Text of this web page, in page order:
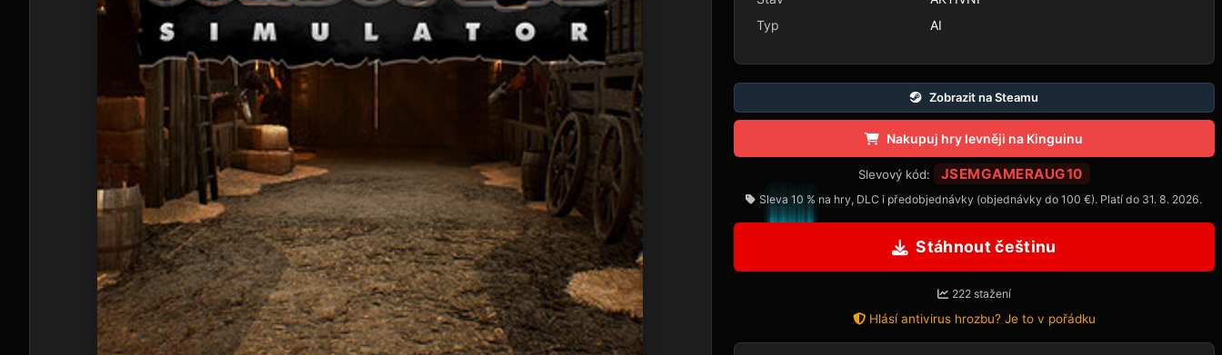
Typ
AI
Zobrazit na Steamu
Nakupuj hry levněji na Kinguinu
Slevový kód: JSEMGAMERAUG10
Sleva 10 % na hry, DLC i předobjednávky (objednávky do 100 €). Platí do 31. 8. 2026.
Stáhnout češtinu
222 stažení
Hlásí antivirus hrozbu? Je to v pořádku